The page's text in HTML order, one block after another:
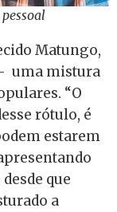
Matungo,
uma mistura
“O
rótulo, é
estarem
que
a